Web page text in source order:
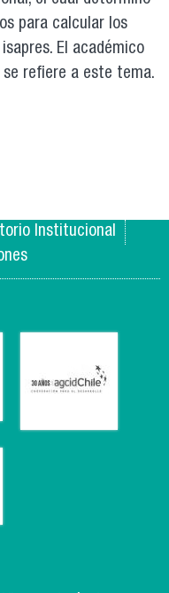
para calcular los
El académico
se refiere a este tema.
Institucional